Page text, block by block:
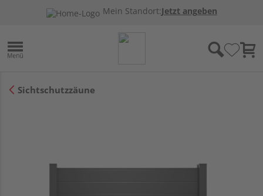
Mein Standort:Jetzt angeben
Sichtschutzzäune